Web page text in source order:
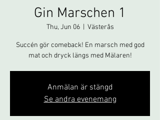
Gin Marschen 1
Thu, Jun 06
  |
Västerås
Succén gör comeback! En marsch med god
mat och dryck längs med Mälaren!
Anmälan är stängd
Se andra evenemang